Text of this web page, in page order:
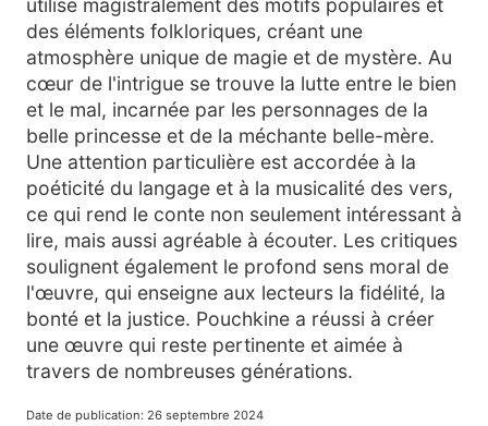
utilise magistralement des motifs populaires et
des éléments folkloriques, créant une
atmosphère unique de magie et de mystère. Au
cœur de l'intrigue se trouve la lutte entre le bien
et le mal, incarnée par les personnages de la
belle princesse et de la méchante belle-mère.
Une attention particulière est accordée à la
poéticité du langage et à la musicalité des vers,
ce qui rend le conte non seulement intéressant à
lire, mais aussi agréable à écouter. Les critiques
soulignent également le profond sens moral de
l'œuvre, qui enseigne aux lecteurs la fidélité, la
bonté et la justice. Pouchkine a réussi à créer
une œuvre qui reste pertinente et aimée à
travers de nombreuses générations.
Date de publication: 26 septembre 2024